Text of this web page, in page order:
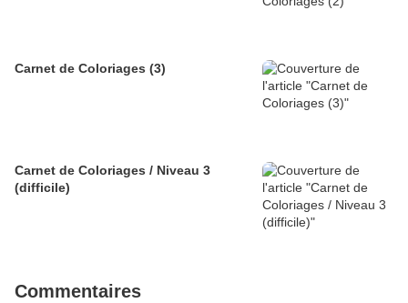
Carnet de Coloriages (3)
Carnet de Coloriages / Niveau 3
(difficile)
Commentaires